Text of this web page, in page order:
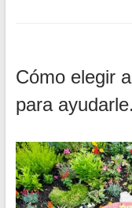
Cómo elegir
para ayudarle.